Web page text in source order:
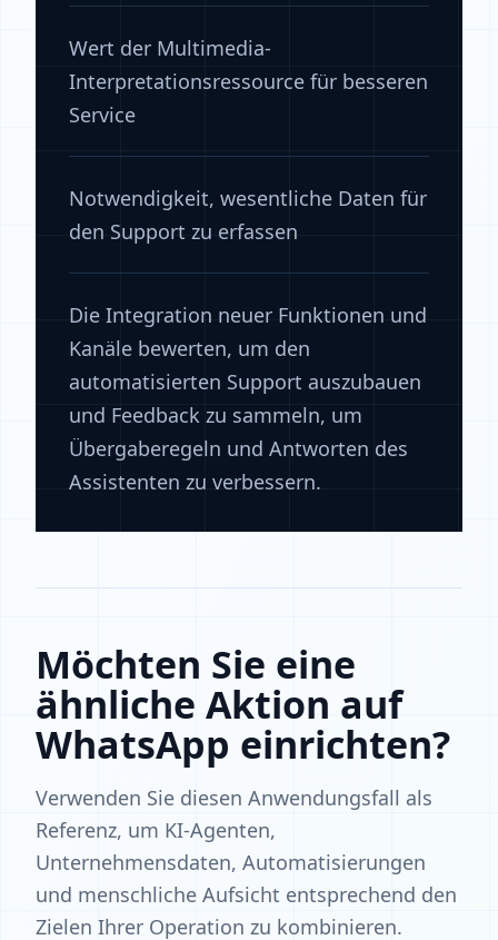
Wert der Multimedia-
Interpretationsressource für besseren
Service
Notwendigkeit, wesentliche Daten für
den Support zu erfassen
Die Integration neuer Funktionen und
Kanäle bewerten, um den
automatisierten Support auszubauen
und Feedback zu sammeln, um
Übergaberegeln und Antworten des
Assistenten zu verbessern.
Möchten Sie eine
ähnliche Aktion auf
WhatsApp einrichten?
Verwenden Sie diesen Anwendungsfall als
Referenz, um KI-Agenten,
Unternehmensdaten, Automatisierungen
und menschliche Aufsicht entsprechend den
Zielen Ihrer Operation zu kombinieren.